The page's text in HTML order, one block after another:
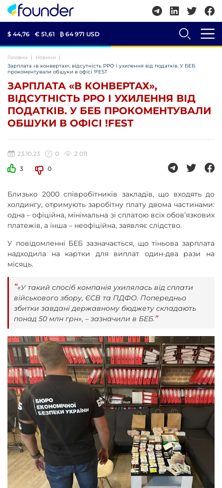
$ 44,76 € 51,61 ₿ 64 971 USD
Головна
Новини
Зарплата «в конвертах», відсутність РРО і ухилення від податків. У БЕБ
прокоментували обшуки в офісі !FEST
ЗАРПЛАТА «В КОНВЕРТАХ»,
ВІДСУТНІСТЬ РРО І УХИЛЕННЯ ВІД
ПОДАТКІВ. У БЕБ ПРОКОМЕНТУВАЛИ
ОБШУКИ В ОФІСІ !FEST
23.10.23 0
2 011
3
0
Близько 2000 співробітників закладів, що входять до
холдингу, отримують заробітну плату двома частинами:
одна – офіційна, мінімальна зі сплатою всіх обов’язкових
платежів, а інша – неофіційна, заявляє слідство.
У повідомленні БЕБ зазначається, що тіньова зарплата
надходила на картки для виплат один-два рази на
місяць.
«У такий спосіб компанія ухилялась від сплати
військового збору, ЄСВ та ПДФО. Попередньо
збитки завдані державному бюджету складають
понад 50 млн грн», – зазначили в БЕБ.